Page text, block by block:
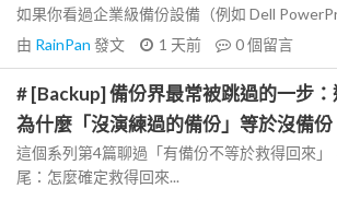
如果你看過企業級備份設備（例如 Dell
由 RainPan 發文 1 天前 0個留言
# [Backup] 備份界最常被跳過的一步
為什麼「沒演練過的備份」等於沒備份
這個系列第4篇聊過「有備份不等於救得回來
尾：怎麼確定救得回來...